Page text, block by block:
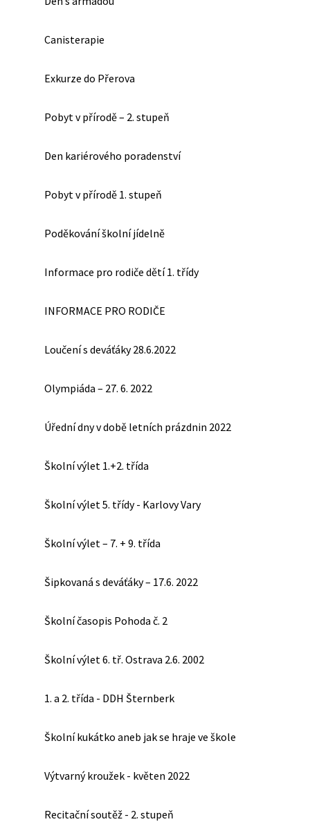
Canisterapie
Exkurze do Přerova
Pobyt v přírodě – 2. stupeň
Den kariérového poradenství
Pobyt v přírodě 1. stupeň
Poděkování školní jídelně
Informace pro rodiče dětí 1. třídy
INFORMACE PRO RODIČE
Loučení s deváťáky 28.6.2022
Olympiáda – 27. 6. 2022
Úřední dny v době letních prázdnin 2022
Školní výlet 1.+2. třída
Školní výlet 5. třídy - Karlovy Vary
Školní výlet – 7. + 9. třída
Šipkovaná s deváťáky – 17.6. 2022
Školní časopis Pohoda č. 2
Školní výlet 6. tř. Ostrava 2.6. 2002
1. a 2. třída - DDH Šternberk
Školní kukátko aneb jak se hraje ve škole
Výtvarný kroužek - květen 2022
Recitační soutěž - 2. stupeň